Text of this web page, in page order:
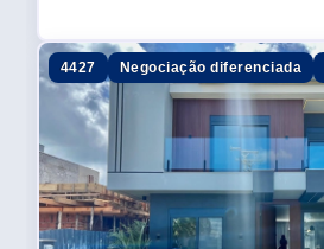
4427 Negociação diferenciada